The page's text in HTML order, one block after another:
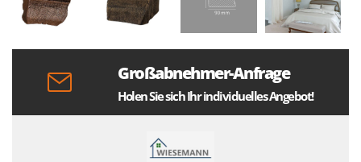
Großabnehmer-Anfrage
Holen Sie sich Ihr individuelles Angebot!